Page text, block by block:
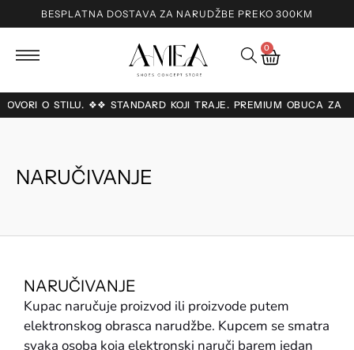
BESPLATNA DOSTAVA ZA NARUDŽBE PREKO 300KM
0
O STILU. ❖❖ STANDARD KOJI TRAJE. PREMIUM OBUĆA ZA
NARUČIVANJE
NARUČIVANJE
Kupac naručuje proizvod ili proizvode putem
elektronskog obrasca narudžbe. Kupcem se smatra
svaka osoba koja elektronski naruči barem jedan